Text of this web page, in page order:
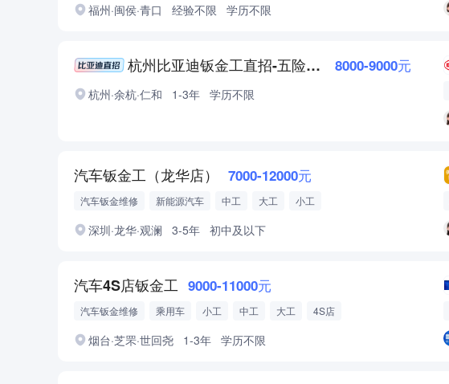
福州·闽侯·青口 经验不限 学历不限
杭州比亚迪钣金工直招-五险一金 8000-9000元
杭州·余杭·仁和 1-3年 学历不限
汽车钣金工（龙华店） 7000-12000元
汽车钣金维修 新能源汽车 中工 大工
小工
深圳·龙华·观澜 3-5年 初中及以下
汽车4S店钣金工 9000-11000元
汽车钣金维修 乘用车 小工 中工 大工 4S店
烟台·芝罘·世回尧 1-3年 学历不限